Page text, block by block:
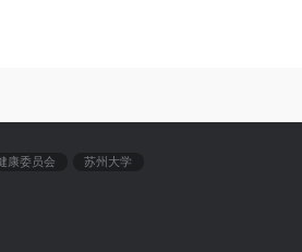
康委员会 苏州大学